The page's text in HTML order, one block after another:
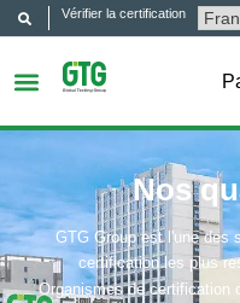
Vérifier la certification
Nos
GTG Group est l'une des
certification les plus
Organismes de certification